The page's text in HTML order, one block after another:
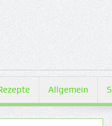
Allgemein